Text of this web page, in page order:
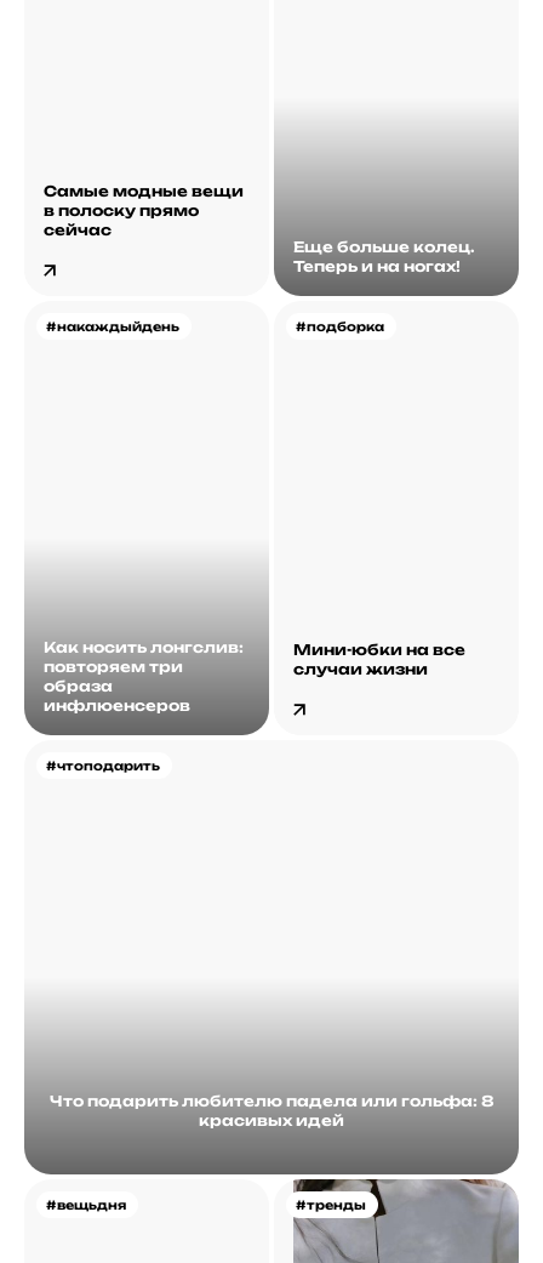
Самые модные вещи
в полоску прямо
сейчас
Еще больше колец.
Теперь и на ногах!
#накаждыйдень
Как носить лонгслив:
повторяем три
образа
инфлюенсеров
#чтоподарить
Что подарить любителю падела или гольфа: 8
красивых идей
#подборка
Мини-юбки на все
случаи жизни
#вещьдня #тренды